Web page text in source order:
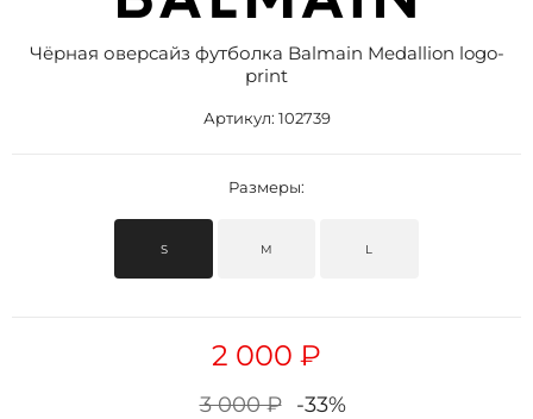
Чёрная оверсайз футболка Balmain Medallion logo-
print
Артикул: 102739
Размеры:
S M L
2 000 ₽
3 000 ₽ -33%